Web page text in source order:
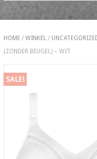
HOME/ WINKEL/
(ZONDER BEUGEL) – WIT
SALE!